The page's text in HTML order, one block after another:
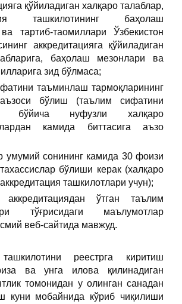
қўйиладиган халқаро талаблар,
ташкилотининг баҳолаш
тартиб-таомиллари Ўзбекистон
аккредитацияга қўйиладиган
баҳолаш мезонлари ва
зид бўлмаса;
таъминлаш тармоқларининг
бўлиш (таълим сифатини
бўйича нуфузли халқаро
камида биттасига аъзо
умумий сонининг камида 30 фоизи
бўлиши керак (халқаро
ташкилотлари учун);
ўтган таълим
тўғрисидаги маълумотлар
веб-сайтида мавжуд.
реестрга киритиш
ва унга илова қилинадиган
томонидан у олинган санадан
мобайнида кўриб чиқилиши